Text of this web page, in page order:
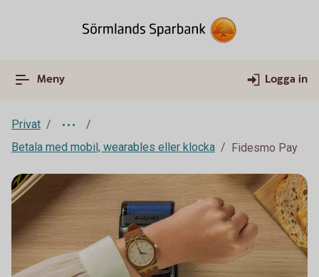
Meny Logga in
Privat
Betala med mobil, wearables eller klocka
Fidesmo Pay